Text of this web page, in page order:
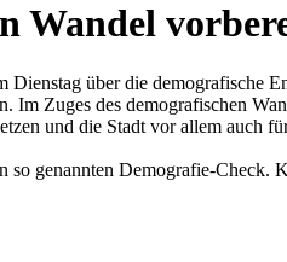
Wandel
über die demografische
Im Zuges des demografischen
und die Stadt vor allem auch
genannten Demografie-